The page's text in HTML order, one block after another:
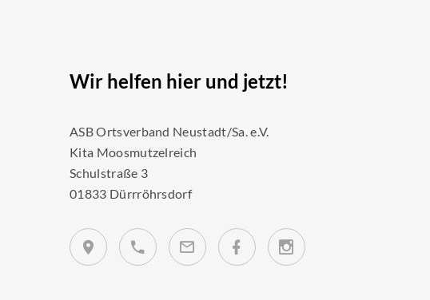
Wir helfen hier und jetzt!
ASB Ortsverband Neustadt/Sa. e.V.
Kita Moosmutzelreich
Schulstraße 3
01833 Dürrröhrsdorf